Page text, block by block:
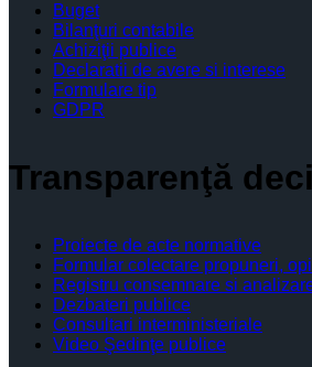
Buget
Bilanţuri contabile
Achiziţii publice
Declaratii de avere si interese
Formulare tip
GDPR
Transparenţă
Proiecte de acte normative
Formular colectare propuneri,
Registru consemnare si
Dezbateri publice
Consultari interministeriale
Video Şedinţe publice